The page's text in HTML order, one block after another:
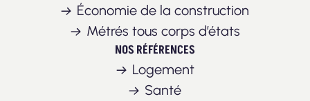
Économie de la construction
Métrés tous corps d’états
NOS RÉFÉRENCES
Logement
Santé